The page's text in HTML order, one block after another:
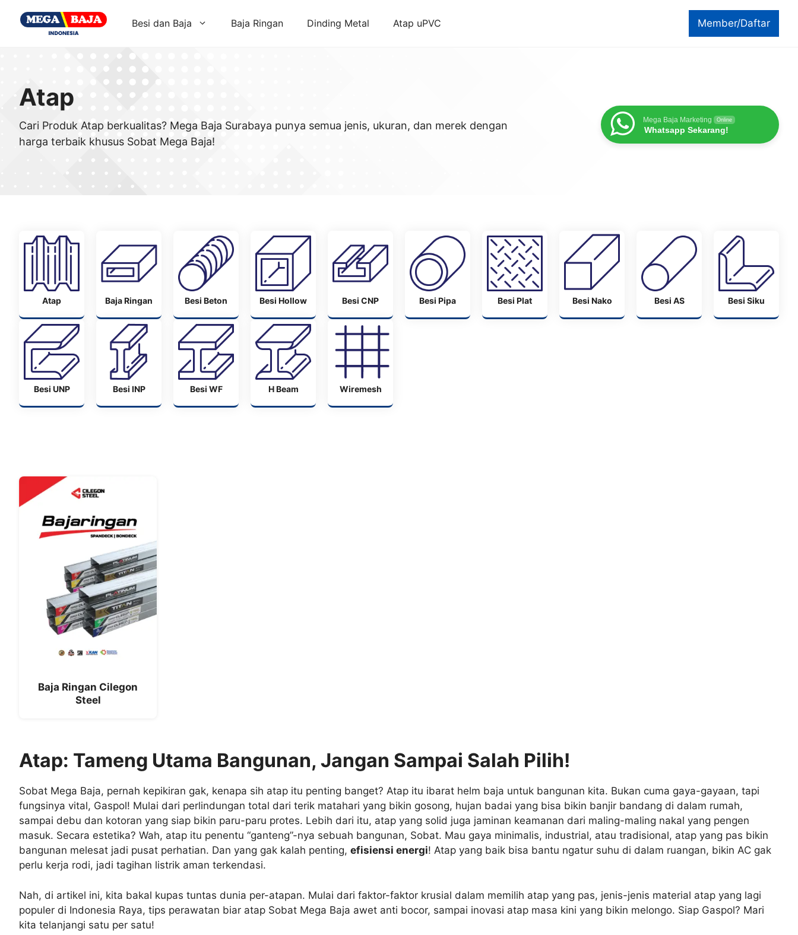
Member/Daftar
Besi dan Baja Baja Ringan Dinding Metal Atap uPVC
Atap
Cari Produk Atap berkualitas? Mega Baja Surabaya punya semua jenis, ukuran, dan merek dengan
harga terbaik khusus Sobat Mega Baja!
Mega Baja Marketing Online
Whatsapp Sekarang!
Atap Baja Ringan Besi Beton Besi Hollow Besi CNP Besi Pipa Besi Plat Besi Nako Besi AS Besi Siku
Besi UNP Besi INP Besi WF H Beam Wiremesh
Baja Ringan Cilegon
Steel
Atap: Tameng Utama Bangunan, Jangan Sampai Salah Pilih!
Sobat Mega Baja, pernah kepikiran gak, kenapa sih atap itu penting banget? Atap itu ibarat helm baja untuk bangunan kita. Bukan cuma gaya-gayaan, tapi
fungsinya vital, Gaspol! Mulai dari perlindungan total dari terik matahari yang bikin gosong, hujan badai yang bisa bikin banjir bandang di dalam rumah,
sampai debu dan kotoran yang siap bikin paru-paru protes. Lebih dari itu, atap yang solid juga jaminan keamanan dari maling-maling nakal yang pengen
masuk. Secara estetika? Wah, atap itu penentu “ganteng”-nya sebuah bangunan, Sobat. Mau gaya minimalis, industrial, atau tradisional, atap yang pas bikin
bangunan melesat jadi pusat perhatian. Dan yang gak kalah penting, efisiensi energi! Atap yang baik bisa bantu ngatur suhu di dalam ruangan, bikin AC gak
perlu kerja rodi, jadi tagihan listrik aman terkendasi.
Nah, di artikel ini, kita bakal kupas tuntas dunia per-atapan. Mulai dari faktor-faktor krusial dalam memilih atap yang pas, jenis-jenis material atap yang lagi
populer di Indonesia Raya, tips perawatan biar atap Sobat Mega Baja awet anti bocor, sampai inovasi atap masa kini yang bikin melongo. Siap Gaspol? Mari
kita telanjangi satu per satu!